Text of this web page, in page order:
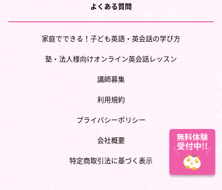
よくある質問
家庭でできる！子ども英語・英会話の学び方
塾・法人様向けオンライン英会話レッスン
講師募集
利用規約
プライバシーポリシー
会社概要
特定商取引法に基づく表示